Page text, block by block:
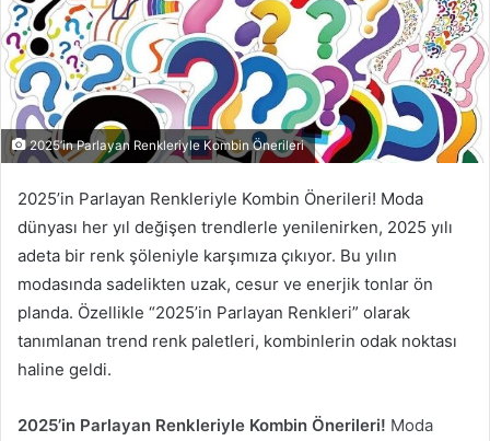
2025’in Parlayan Renkleriyle Kombin Önerileri
2025’in Parlayan Renkleriyle Kombin Önerileri! Moda
dünyası her yıl değişen trendlerle yenilenirken, 2025 yılı
adeta bir renk şöleniyle karşımıza çıkıyor. Bu yılın
modasında sadelikten uzak, cesur ve enerjik tonlar ön
planda. Özellikle “2025’in Parlayan Renkleri” olarak
tanımlanan trend renk paletleri, kombinlerin odak noktası
haline geldi.
2025’in Parlayan Renkleriyle Kombin Önerileri! Moda